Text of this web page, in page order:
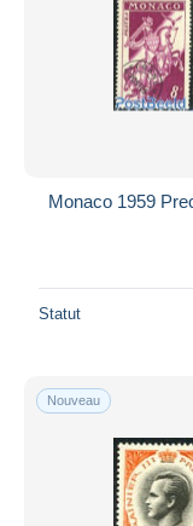
Monaco 1959
Statut
Nouveau